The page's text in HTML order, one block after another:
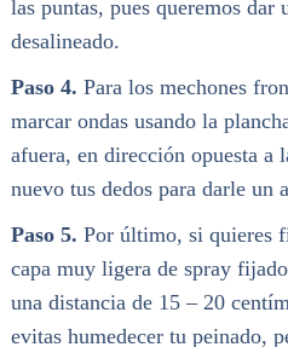
las puntas, pues queremos dar
desalineado.
Paso 4. Para los mechones
marcar ondas usando la
afuera, en dirección opuesta a
nuevo tus dedos para darle un
Paso 5. Por último, si quieres
capa muy ligera de spray
una distancia de 15 – 20
evitas humedecer tu peinado,